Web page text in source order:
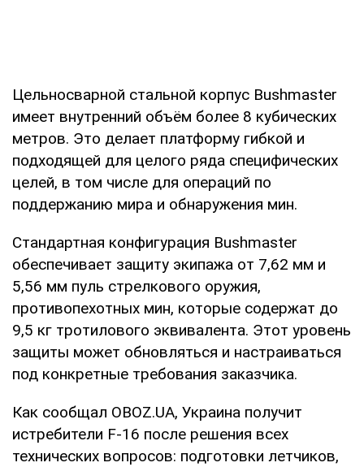
Цельносварной стальной корпус Bushmaster
имеет внутренний объём более 8 кубических
метров. Это делает платформу гибкой и
подходящей для целого ряда специфических
целей, в том числе для операций по
поддержанию мира и обнаружения мин.
Стандартная конфигурация Bushmaster
обеспечивает защиту экипажа от 7,62 мм и
5,56 мм пуль стрелкового оружия,
противопехотных мин, которые содержат до
9,5 кг тротилового эквивалента. Этот уровень
защиты может обновляться и настраиваться
под конкретные требования заказчика.
Как сообщал OBOZ.UA, Украина получит
истребители F-16 после решения всех
технических вопросов: подготовки летчиков,